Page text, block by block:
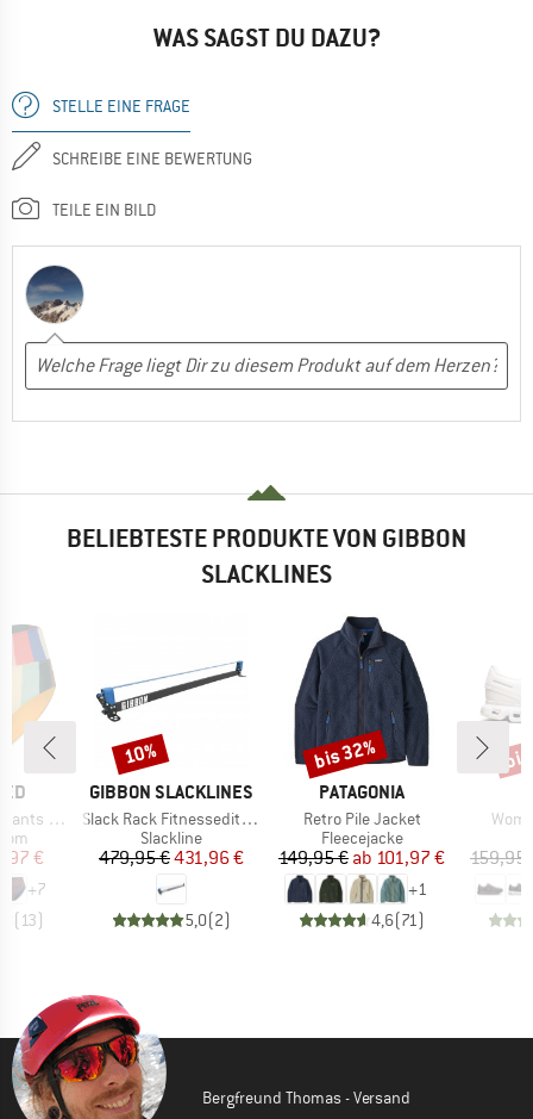
WAS SAGST DU DAZU?
STELLE EINE FRAGE
SCHREIBE EINE BEWERTUNG
TEILE EIN BILD
BELIEBTESTE PRODUKTE VON GIBBON
SLACKLINES
Slite
Preis
€
+7
(13)
MARKE
GIBBON SLACKLINES
Artikel
Slack Rack Fitnessedition
Produktgruppe
Slackline
Preis
479,95 €reduzierter Preis
431,96 €
5,0(2)
Rabatt
10%
MARKE
PATAGONIA
Artikel
Retro Pile Jacket
Produktgruppe
Fleecejacke
Preis
149,95 € reduzierter Preis
ab 101,97 €
+1
4,6(71)
Rabatt
bis 32%
Artikel
159,95
Bergfreund Thomas - Versand